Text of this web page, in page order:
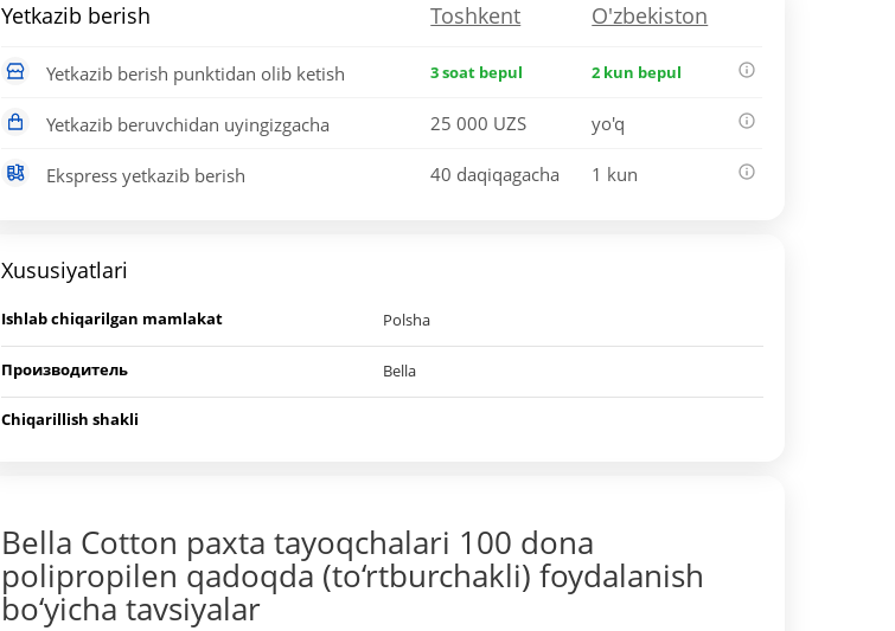
Yetkazib berish Toshkent O'zbekiston
Yetkazib berish punktidan olib ketish 3 soat bepul 2 kun bepul
Yetkazib beruvchidan uyingizgacha 25 000 UZS yo'q
Ekspress yetkazib berish 40 daqiqagacha 1 kun
Xususiyatlari
Ishlab chiqarilgan mamlakat Polsha
Производитель Bella
Chiqarillish shakli
Bella Cotton paxta tayoqchalari 100 dona
polipropilen qadoqda (to‘rtburchakli) foydalanish
bo‘yicha tavsiyalar